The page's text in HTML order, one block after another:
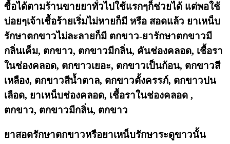
ซื้อได้ตามร้านขายยาทั่วไปใช้แรกๆก็ช่วยได้ แต่พอใช้
บ่อยๆเจ้าเชื้อร้ายเริ่มไม่หายก็มี หรือ สอดแล้ว ยาเหน็บ
รักษาตกขาวไม่ละลายก็มี ตกขาว-ยารักษาตกขาวมี
กลิ่นเค็ม, ตกขาว, ตกขาวมีกลิ่น, คันช่องคลอด, เชื้อรา
ในช่องคลอด, ตกขาวเยอะ, ตกขาวเป็นก้อน, ตกขาวสี
เหลือง, ตกขาวสีน้ำตาล, ตกขาวตั้งครรภ์, ตกขาวปน
เลือด, ยาเหน็บช่องคลอด, เชื้อราในช่องคลอด ,
ตกขาว, ตกขาวมีกลิ่น, ตกขาว
ยาสอดรักษาตกขาวหรือยาเหน็บรักษาระดูขาวนั้น